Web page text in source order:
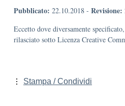
Pubblicato: 22.10.2018 - Revisione:
Eccetto dove diversamente
rilasciato sotto Licenza Creative
Stampa / Condividi